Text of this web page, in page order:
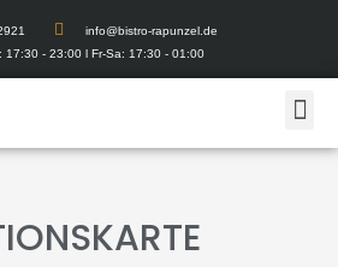
info@bistro-rapunzel.de
17:30 - 23:00 l Fr-Sa: 17:30 - 01:00